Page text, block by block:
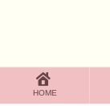
HOME